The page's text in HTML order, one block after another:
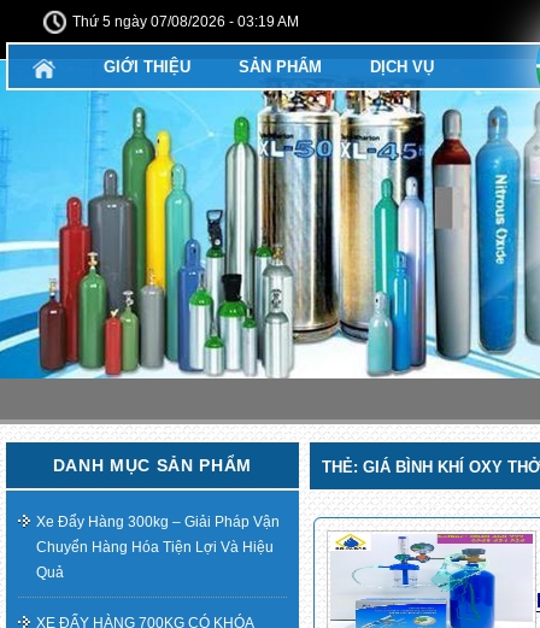
Thứ 5 ngày 07/08/2026 - 03:19 AM
GIỚI THIỆU SẢN PHẨM DỊCH VỤ
THẺ:GIÁ BÌNH KHÍ OXY
DANH MỤC SẢN PHẨM
Xe Đẩy Hàng 300kg – Giải Pháp Vận
Chuyển Hàng Hóa Tiện Lợi Và Hiệu
Quả
XE ĐẨY HÀNG 700KG CÓ KHÓA